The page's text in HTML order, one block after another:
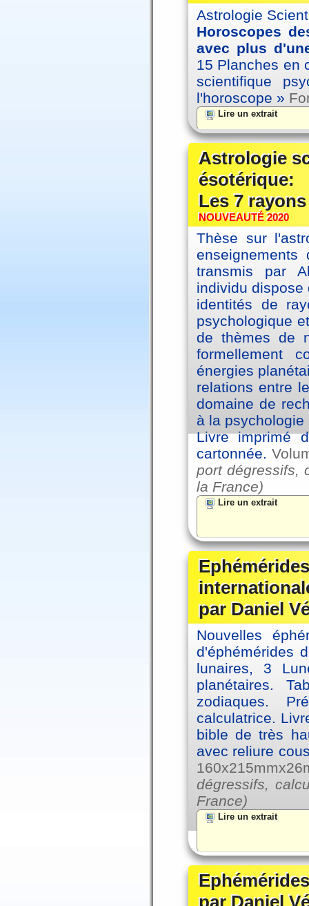
Astrologie
Horoscopes
avec plus
15 Planches en
scientifique
l'horoscope »
Lire un extrait
Astrologie
ésotérique:
Les 7
NOUVEAUTÉ 2020
Thèse sur
transmis par
individu
identités de
psychologique
de thèmes de
formellement
énergies
relations entre
domaine de
à la
Livre imprimé
cartonnée.
port dégressifs,
la France)
Lire un extrait
par Daniel
Nouvelles
d'éphémérides
lunaires, 3
planétaires.
zodiaques.
calculatrice.
bible de très
avec reliure
dégressifs,
France)
Lire un extrait
par Daniel